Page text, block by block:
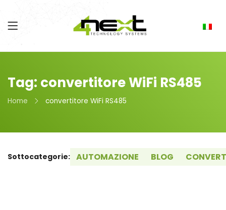
Tag: convertitore WiFi RS485
Home convertitore WiFi RS485
Sottocategorie: AUTOMAZIONE BLOG